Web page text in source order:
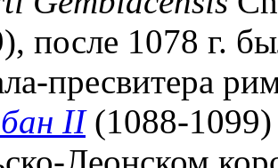
после 1078 г.
пресвитера
II(1088-1099)